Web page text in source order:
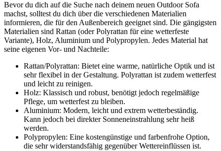
Bevor du dich auf die Suche nach deinem neuen Outdoor Sofa
machst, solltest du dich über die verschiedenen Materialien
informieren, die für den Außenbereich geeignet sind. Die gängigsten
Materialien sind Rattan (oder Polyrattan für eine wetterfeste
Variante), Holz, Aluminium und Polypropylen. Jedes Material hat
seine eigenen Vor- und Nachteile:
Rattan/Polyrattan: Bietet eine warme, natürliche Optik und ist
sehr flexibel in der Gestaltung. Polyrattan ist zudem wetterfest
und leicht zu reinigen.
Holz: Klassisch und robust, benötigt jedoch regelmäßige
Pflege, um wetterfest zu bleiben.
Aluminium: Modern, leicht und extrem wetterbeständig.
Kann jedoch bei direkter Sonneneinstrahlung sehr heiß
werden.
Polypropylen: Eine kostengünstige und farbenfrohe Option,
die sehr widerstandsfähig gegenüber Wettereinflüssen ist.